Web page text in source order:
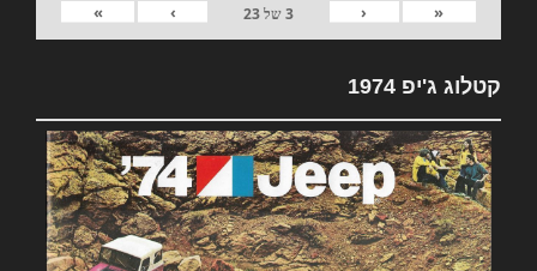
«
‹
3של23
›
»
קטלוג ג'יפ 1974